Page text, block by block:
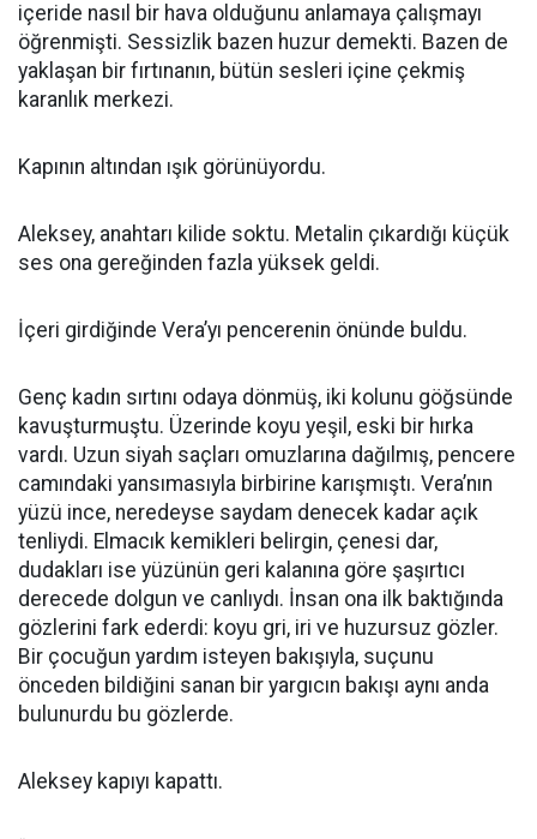
içeride nasıl bir hava olduğunu anlamaya çalışmayı
öğrenmişti. Sessizlik bazen huzur demekti. Bazen de
yaklaşan bir fırtınanın, bütün sesleri içine çekmiş
karanlık merkezi.
Kapının altından ışık görünüyordu.
Aleksey, anahtarı kilide soktu. Metalin çıkardığı küçük
ses ona gereğinden fazla yüksek geldi.
İçeri girdiğinde Vera’yı pencerenin önünde buldu.
Genç kadın sırtını odaya dönmüş, iki kolunu göğsünde
kavuşturmuştu. Üzerinde koyu yeşil, eski bir hırka
vardı. Uzun siyah saçları omuzlarına dağılmış, pencere
camındaki yansımasıyla birbirine karışmıştı. Vera’nın
yüzü ince, neredeyse saydam denecek kadar açık
tenliydi. Elmacık kemikleri belirgin, çenesi dar,
dudakları ise yüzünün geri kalanına göre şaşırtıcı
derecede dolgun ve canlıydı. İnsan ona ilk baktığında
gözlerini fark ederdi: koyu gri, iri ve huzursuz gözler.
Bir çocuğun yardım isteyen bakışıyla, suçunu
önceden bildiğini sanan bir yargıcın bakışı aynı anda
bulunurdu bu gözlerde.
Aleksey kapıyı kapattı.